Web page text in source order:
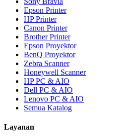
Epson Printer
HP Printer
Canon Printer
Brother Printer
Epson Proyektor
BenQ Proyektor
Zebra Scanner
Honeywell Scanner
HP PC & AIO
Dell PC & AIO
Lenovo PC & AIO
Semua Katalog
Layanan